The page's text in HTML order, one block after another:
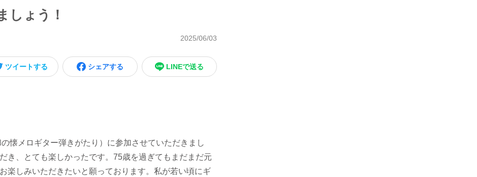
しょう！
2025/06/03
ツイートする シェアする LINEで送る
懐メロギター弾きがたり）に参加させていただきまし
き、とても楽しかったです。75歳を過ぎてもまだまだ元
楽しみいただきたいと願っております。私が若い頃にギ